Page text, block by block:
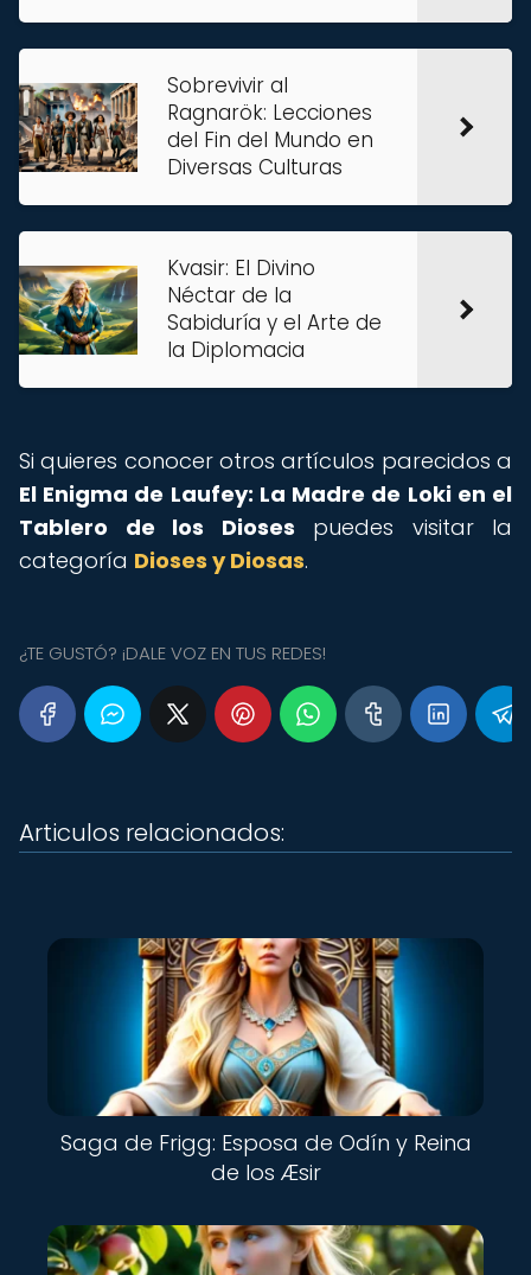
Sobrevivir al
Ragnarök: Lecciones
del Fin del Mundo en
Diversas Culturas
Kvasir: El Divino
Néctar de la
Sabiduría y el Arte de
la Diplomacia
Si quieres conocer otros artículos parecidos a
El Enigma de Laufey: La Madre de Loki en el
Tablero de los Dioses puedes visitar la
categoría Dioses y Diosas.
¿TE GUSTÓ? ¡DALE VOZ EN TUS REDES!
Articulos relacionados:
Saga de Frigg: Esposa de Odín y Reina
de los Æsir